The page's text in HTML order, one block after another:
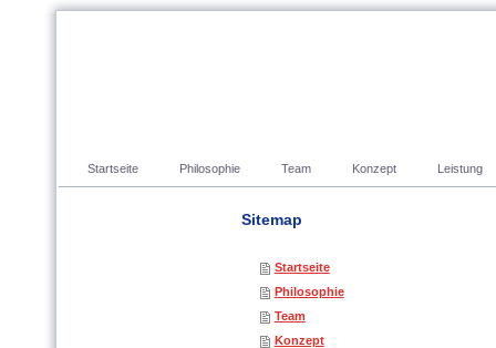
Startseite Philosophie Team Konzept Leistung
Sitemap
Startseite
Philosophie
Team
Konzept